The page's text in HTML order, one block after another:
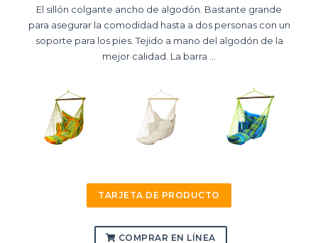
El sillón colgante ancho de algodón. Bastante grande
para asegurar la comodidad hasta a dos personas con un
soporte para los pies. Tejido a mano del algodón de la
mejor calidad. La barra ...
TARJETA DE PRODUCTO
COMPRAR EN LÍNEA